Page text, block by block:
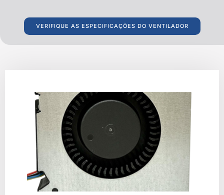
VERIFIQUE AS ESPECIFICAÇÕES DO VENTILADOR